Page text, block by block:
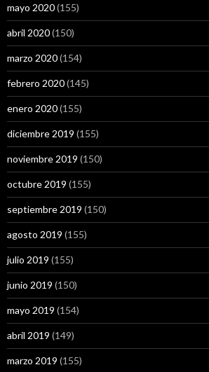
mayo 2020(155)
abril 2020(150)
marzo 2020(154)
febrero 2020(145)
enero 2020(155)
diciembre 2019 (155)
noviembre 2019 (150)
octubre 2019 (155)
septiembre 2019 (150)
agosto 2019 (155)
julio 2019 (155)
junio 2019 (150)
mayo 2019 (154)
abril 2019 (149)
marzo 2019 (155)